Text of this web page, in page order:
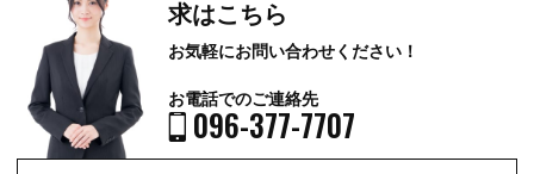
求はこちら
お気軽にお問い合わせください！
お電話でのご連絡先
096-377-7707